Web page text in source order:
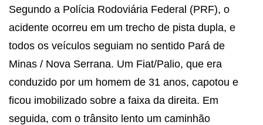
Segundo a Polícia Rodoviária Federal (PRF), o
acidente ocorreu em um trecho de pista dupla, e
todos os veículos seguiam no sentido Pará de
Minas / Nova Serrana. Um Fiat/Palio, que era
conduzido por um homem de 31 anos, capotou e
ficou imobilizado sobre a faixa da direita. Em
seguida, com o trânsito lento um caminhão